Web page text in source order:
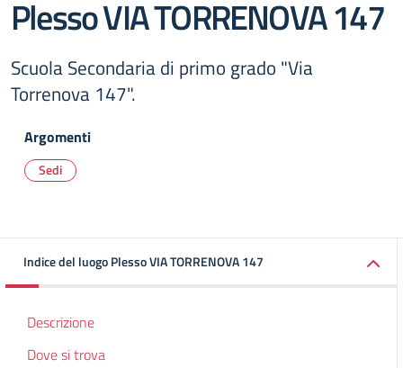
Plesso VIA TORRENOVA 147
Scuola Secondaria di primo grado "Via
Torrenova 147".
Argomenti
Sedi
Indice del luogo Plesso VIA TORRENOVA 147
Descrizione
Dove si trova